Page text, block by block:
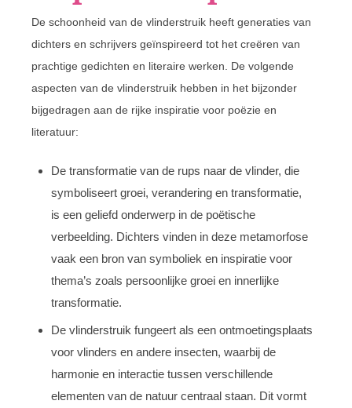
De schoonheid van de vlinderstruik heeft generaties van
dichters en schrijvers geïnspireerd tot het creëren van
prachtige gedichten en literaire werken. De volgende
aspecten van de vlinderstruik hebben in het bijzonder
bijgedragen aan de rijke inspiratie voor poëzie en
literatuur:
De transformatie van de rups naar de vlinder, die
symboliseert groei, verandering en transformatie,
is een geliefd onderwerp in de poëtische
verbeelding. Dichters vinden in deze metamorfose
vaak een bron van symboliek en inspiratie voor
thema’s zoals persoonlijke groei en innerlijke
transformatie.
De vlinderstruik fungeert als een ontmoetingsplaats
voor vlinders en andere insecten, waarbij de
harmonie en interactie tussen verschillende
elementen van de natuur centraal staan. Dit vormt